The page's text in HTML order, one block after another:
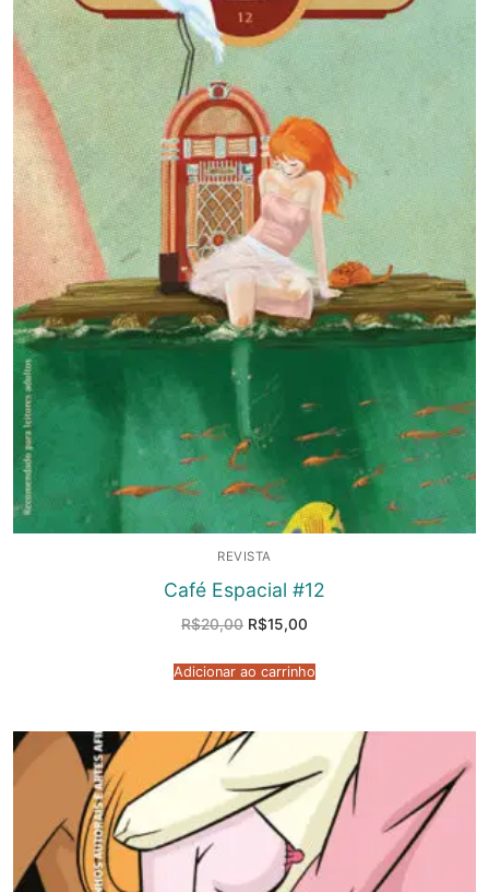
REVISTA
Café Espacial #12
R$20,00 O
preço
era:
R$20,00.
R$15,00
é:
R$15,00.
Adicionar ao carrinho